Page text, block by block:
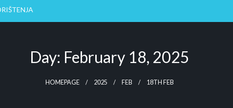
Day: February 18, 2025
HOMEPAGE 2025 FEB 18TH FEB